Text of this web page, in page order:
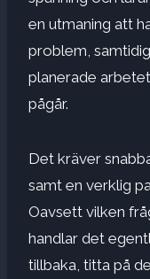
en utmaning att
problem,
planerade
pågår.
Det kräver
samt en verklig
Oavsett vilken
handlar det
tillbaka, titta på